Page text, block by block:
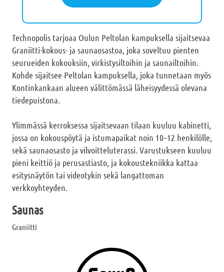
Technopolis tarjoaa Oulun Peltolan kampuksella sijaitsevaa
Graniitti-kokous- ja saunaosastoa, joka soveltuu pienten
seurueiden kokouksiin, virkistysiltoihin ja saunailtoihin.
Kohde sijaitsee Peltolan kampuksella, joka tunnetaan myös
Kontinkankaan alueen välittömässä läheisyydessä olevana
tiedepuistona.
Ylimmässä kerroksessa sijaitsevaan tilaan kuuluu kabinetti,
jossa on kokouspöytä ja istumapaikat noin 10–12 henkilölle,
sekä saunaosasto ja vilvoitteluterassi. Varustukseen kuuluu
pieni keittiö ja perusastiasto, ja kokoustekniikka kattaa
esitysnäytön tai videotykin sekä langattoman
verkkoyhteyden.
Saunas
Graniitti